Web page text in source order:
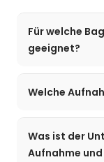
Für welche
geeignet?
Welche
Was ist der
Aufnahme